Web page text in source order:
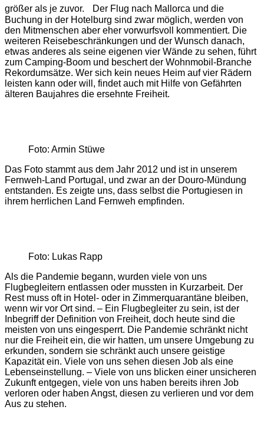
größer als je zuvor. Der Flug nach Mallorca und die
Buchung in der Hotelburg sind zwar möglich, werden von
den Mitmenschen aber eher vorwurfsvoll kommentiert. Die
weiteren Reisebeschränkungen und der Wunsch danach,
etwas anderes als seine eigenen vier Wände zu sehen, führt
zum Camping-Boom und beschert der Wohnmobil-Branche
Rekordumsätze. Wer sich kein neues Heim auf vier Rädern
leisten kann oder will, findet auch mit Hilfe von Gefährten
älteren Baujahres die ersehnte Freiheit.
Foto: Armin Stüwe
Das Foto stammt aus dem Jahr 2012 und ist in unserem
Fernweh-Land Portugal, und zwar an der Douro-Mündung
entstanden. Es zeigte uns, dass selbst die Portugiesen in
ihrem herrlichen Land Fernweh empfinden.
Foto: Lukas Rapp
Als die Pandemie begann, wurden viele von uns
Flugbegleitern entlassen oder mussten in Kurzarbeit. Der
Rest muss oft in Hotel- oder in Zimmerquarantäne bleiben,
wenn wir vor Ort sind. – Ein Flugbegleiter zu sein, ist der
Inbegriff der Definition von Freiheit, doch heute sind die
meisten von uns eingesperrt. Die Pandemie schränkt nicht
nur die Freiheit ein, die wir hatten, um unsere Umgebung zu
erkunden, sondern sie schränkt auch unsere geistige
Kapazität ein. Viele von uns sehen diesen Job als eine
Lebenseinstellung. – Viele von uns blicken einer unsicheren
Zukunft entgegen, viele von uns haben bereits ihren Job
verloren oder haben Angst, diesen zu ­verlieren und vor dem
Aus zu stehen.